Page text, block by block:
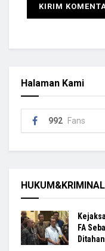
Halaman Kami
992 Fans
HUKUM&KRIMINAL
FA